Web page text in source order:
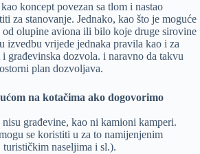
koncept povezan sa tlom i nastao
za stanovanje. Jednako, kao što je moguće
olupine aviona ili bilo koje druge sirovine
izvedbu vrijede jednaka pravila kao i za
građevinska dozvola. i naravno da takvu
plan dozvoljava.
na kotačima ako dogovorimo
građevine, kao ni kamioni kamperi.
se koristiti u za to namijenjenim
naseljima i sl.).